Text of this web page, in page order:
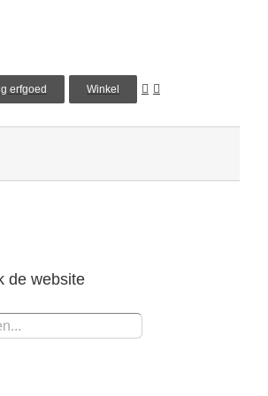
erfgoed Winkel
de website